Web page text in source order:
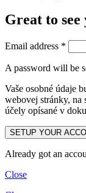
Great to see
Email address *
A password will be
Vaše osobné údaje
webovej stránky, na
účely opísané v
SETUP YOUR
Already got an
Close